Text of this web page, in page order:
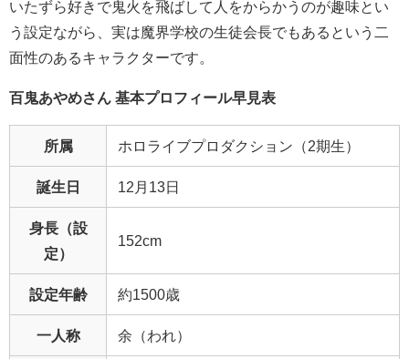
いたずら好きで鬼火を飛ばして人をからかうのが趣味とい
う設定ながら、実は魔界学校の生徒会長でもあるという二
面性のあるキャラクターです。
百鬼あやめさん 基本プロフィール早見表
所属 ホロライブプロダクション（2期生）
誕生日 12月13日
身長（設
定）
152cm
設定年齢 約1500歳
一人称 余（われ）